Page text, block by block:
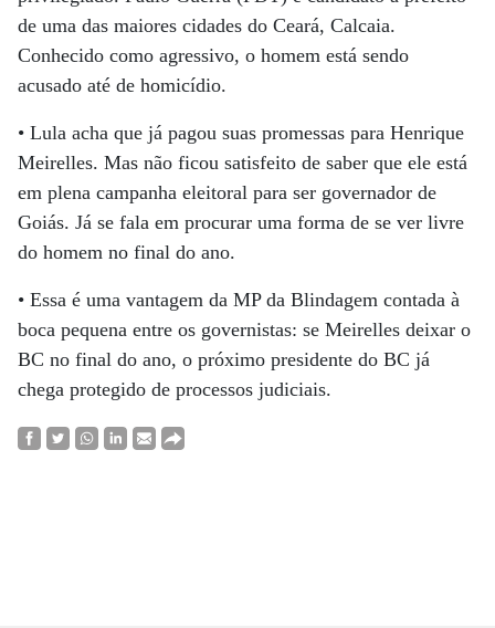
de uma das maiores cidades do Ceará, Calcaia.
Conhecido como agressivo, o homem está sendo
acusado até de homicídio.
• Lula acha que já pagou suas promessas para Henrique
Meirelles. Mas não ficou satisfeito de saber que ele está
em plena campanha eleitoral para ser governador de
Goiás. Já se fala em procurar uma forma de se ver livre
do homem no final do ano.
• Essa é uma vantagem da MP da Blindagem contada à
boca pequena entre os governistas: se Meirelles deixar o
BC no final do ano, o próximo presidente do BC já
chega protegido de processos judiciais.